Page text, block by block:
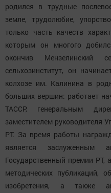
родился в трудные
земле, трудолюбие,
только часть качеств
которым он многого
окончив Мензелинский
сельхозинститут, он
колхозе им. Калинина в
больших вершин: работает
ТАССР, генеральным
заместителем руководителя
РТ. За время работы
является заслуженным
Государственный премии РТ,
методических публикаций,
изобретения, а также